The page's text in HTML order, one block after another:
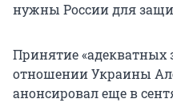
нужны России для
Принятие
отношении Украины
анонсировал еще в